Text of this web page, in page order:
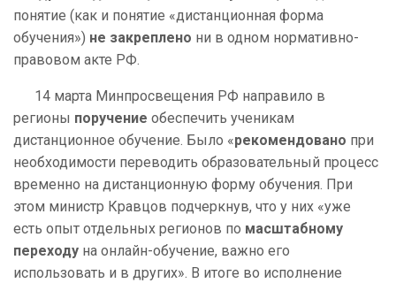
понятие (как и понятие «дистанционная форма
обучения») не закреплено ни в одном нормативно-
правовом акте РФ.
14 марта Минпросвещения РФ направило в
регионы поручение обеспечить ученикам
дистанционное обучение. Было «рекомендовано при
необходимости переводить образовательный процесс
временно на дистанционную форму обучения. При
этом министр Кравцов подчеркнув, что у них «уже
есть опыт отдельных регионов по масштабному
переходу на онлайн-обучение, важно его
использовать и в других». В итоге во исполнение